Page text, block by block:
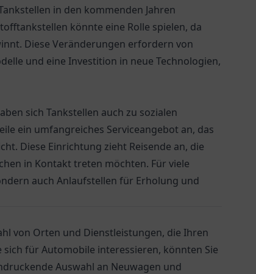
in den kommenden Jahren
könnte eine Rolle spielen, da
Diese Veränderungen erfordern von
und eine Investition in neue Technologien,
sich Tankstellen auch zu sozialen
ein umfangreiches Serviceangebot an, das
Diese Einrichtung zieht Reisende an, die
in Kontakt treten möchten. Für viele
auch Anlaufstellen für Erholung und
von Orten und Dienstleistungen, die Ihren
für Automobile interessieren, könnten Sie
Auswahl an Neuwagen und